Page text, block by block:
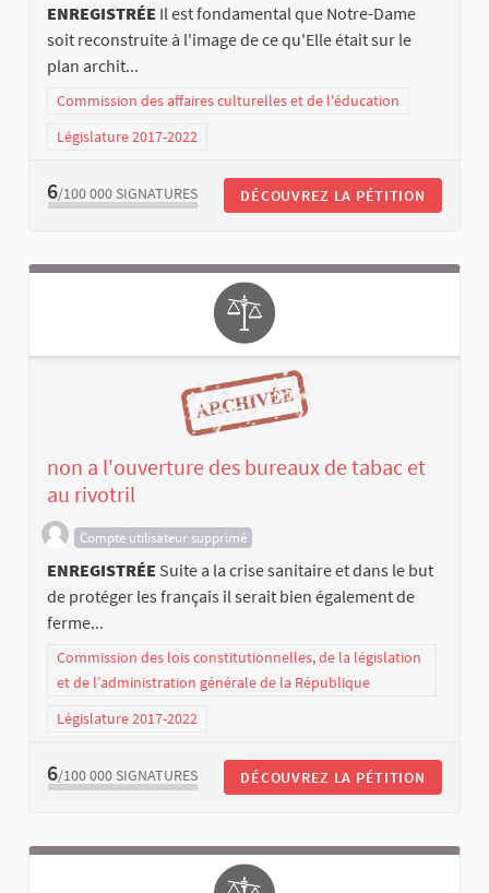
ENREGISTRÉE Il est fondamental que Notre-Dame
soit reconstruite à l'image de ce qu'Elle était sur le
plan archit...
Commission des affaires culturelles et de l'éducation
Législature 2017-2022
6/100 000 SIGNATURES DÉCOUVREZ LA PÉTITION
non a l'ouverture des bureaux de tabac et
au rivotril
Compte utilisateur supprimé
ENREGISTRÉE Suite a la crise sanitaire et dans le but
de protéger les français il serait bien également de
ferme...
Commission des lois constitutionnelles, de la législation
et de l’administration générale de la République
Législature 2017-2022
6/100 000 SIGNATURES DÉCOUVREZ LA PÉTITION